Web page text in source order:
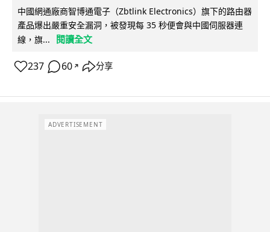
中國網通廠商智博通電子（Zbtlink Electronics）旗下的路由器
產品爆出嚴重安全漏洞，被發現每 35 秒便會與中國伺服器連
線，旗...
閱讀全文
237 60 ↗ 分享
ADVERTISEMENT